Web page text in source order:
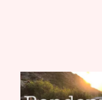
Michaël